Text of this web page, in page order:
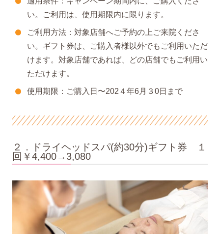
い。ご利用は、使用期限内に限ります。
ご利用方法：対象店舗へご予約の上ご来院くださ
い。ギフト券は、ご購入者様以外でもご利用いただ
けます。対象店舗であれば、どの店舗でもご利用い
ただけます。
使用期限：ご購入日〜202４年6月３0日まで
２．ドライヘッドスパ(約30分)ギフト券 １
回￥4,400→3,080